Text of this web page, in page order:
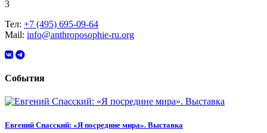
3
Тел: +7 (495) 695-09-64
Mail: info@anthroposophie-ru.org
События
Евгений Спасский: «Я посредине мира». Выставка